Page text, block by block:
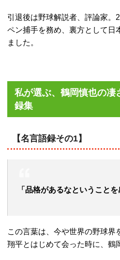
引退後は野球解説者、評論家。
ペン捕手を務め、裏方として日
ました。
私が選ぶ、鶴岡慎也の凄
録集
【名言語録その1】
「品格があるなということを
この言葉は、今や世界の野球界
翔平とはじめて会った時に、鶴